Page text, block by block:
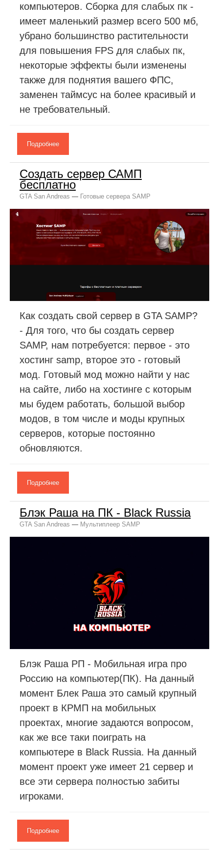
компьютеров. Сборка для слабых пк -
имеет маленький размер всего 500 мб,
убрано большинство растительности
для повышения FPS для слабых пк,
некоторые эффекты были изменены
также для поднятия вашего ФПС,
заменен таймсус на более красивый и
не требовательный.
Подробнее
Создать сервер САМП
бесплатно
GTA San Andreas — Готовые сервера SAMP
Как создать свой сервер в GTA SAMP?
- Для того, что бы создать сервер
SAMP, нам потребуется: первое - это
хостинг samp, второе это - готовый
мод. Готовый мод можно найти у нас
на сайте, либо на хостинге с которым
мы будем работать, большой выбор
модов, в том числе и моды крупных
серверов, которые постоянно
обновляются.
Подробнее
Блэк Раша на ПК - Black Russia
GTA San Andreas — Мультиплеер SAMP
Блэк Раша РП - Мобильная игра про
Россию на компьютер(ПК). На данный
момент Блек Раша это самый крупный
проект в КРМП на мобильных
проектах, многие задаются вопросом,
как же все таки поиграть на
компьютере в Black Russia. На данный
момент проект уже имеет 21 сервер и
все эти сервера полностью забиты
игроками.
Подробнее